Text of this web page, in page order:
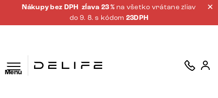
Nákupy bez DPH zĺava 23 % na všetko vrátane zliav
do 9. 8. s kódom 23DPH
Menu